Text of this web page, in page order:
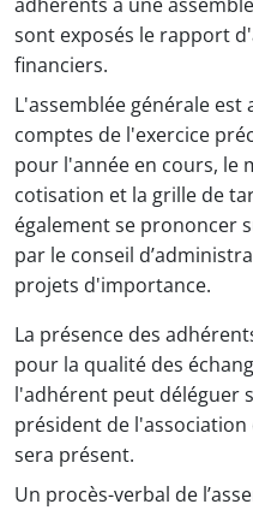
sont exposés le rapport
financiers.
L'assemblée générale est
comptes de l'exercice
pour l'année en cours, le
cotisation et la grille de
également se prononcer
par le conseil
projets d'importance.
La présence des
pour la qualité des
l'adhérent peut déléguer
président de
sera présent.
Un procès-verbal de